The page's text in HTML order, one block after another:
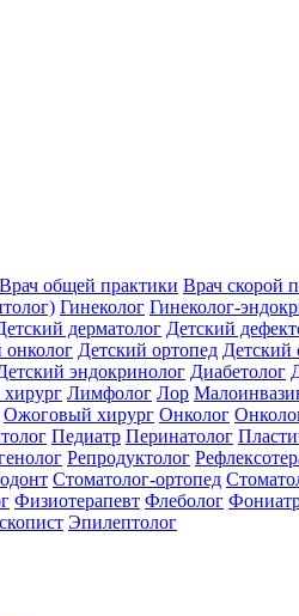
Врач общей практики Врач скорой
Гинеколог Гинеколог-
дерматолог Детский
онколог Детский ортопед Детский
эндокринолог Диабетолог
Лимфолог Лор
Ожоговый хирург Онколог
Педиатр Перинатолог
Репродуктолог
Стоматолог-ортопед
Физиотерапевт Флеболог
Эпилептолог